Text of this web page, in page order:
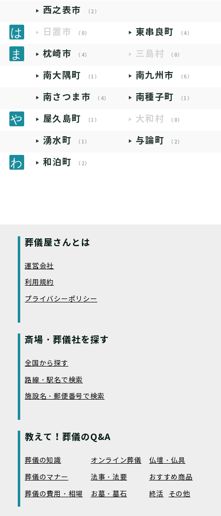
西之表市 （2）
日置市 （0） 東串良町 （4）
枕崎市 （4） 三島村 （0）
南大隅町 （1） 南九州市 （6）
南さつま市 （4） 南種子町 （1）
屋久島町 （1） 大和村 （0）
湧水町 （1） 与論町 （2）
和泊町 （2）
葬儀屋さんとは
運営会社
利用規約
プライバシーポリシー
斎場・葬儀社を探す
全国から探す
路線・駅名で検索
施設名・郵便番号で検索
教えて！葬儀のQ&A
葬儀の知識 オンライン葬儀
仏壇・仏具
葬儀のマナー
法事・法要
おすすめ商品
葬儀の費用・相場
お墓・墓石 終活 その他